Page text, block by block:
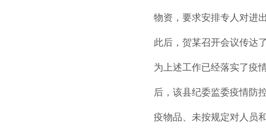
物资，要求安排专人对进
此后，贺某召开会议传达
为上述工作已经落实了疫
后，该县纪委监委疫情防
疫物品、未按规定对人员